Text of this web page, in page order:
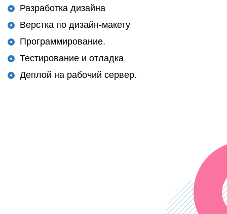
Разработка дизайна
Верстка по дизайн-макету
Программирование.
Тестирование и отладка
Деплой на рабочий сервер.